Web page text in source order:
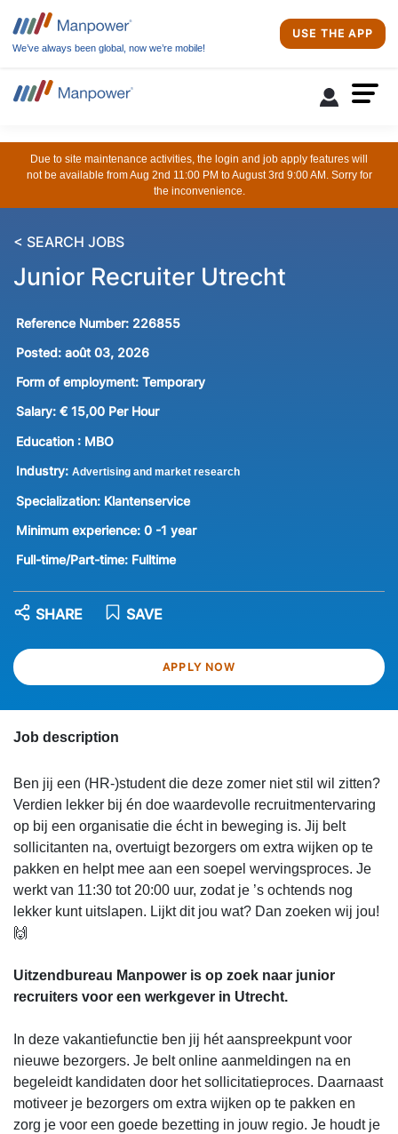
We’ve always been global, now we’re mobile!
USE THE APP
Due to site maintenance activities, the login and job apply features will
not be available from Aug 2nd 11:00 PM to August 3rd 9:00 AM. Sorry for
the inconvenience.
< SEARCH JOBS
Junior Recruiter Utrecht
Reference Number: 226855
Posted: août 03, 2026
Form of employment: Temporary
Salary: € 15,00 Per Hour
Education : MBO
Industry: Advertising and market research
Specialization: Klantenservice
Minimum experience: 0 -1 year
Full-time/Part-time: Fulltime
APPLY NOW
SAVE
SHARE
Job description
Ben jij een (HR-)student die deze zomer niet stil wil zitten?
Verdien lekker bij én doe waardevolle recruitmentervaring
op bij een organisatie die écht in beweging is. Jij belt
sollicitanten na, overtuigt bezorgers om extra wijken op te
pakken en helpt mee aan een soepel wervingsproces. Je
werkt van 11:30 tot 20:00 uur, zodat je ’s ochtends nog
lekker kunt uitslapen. Lijkt dit jou wat? Dan zoeken wij jou!
🙌
Uitzendbureau Manpower is op zoek naar junior
recruiters voor een werkgever in Utrecht.
In deze vakantiefunctie ben jij hét aanspreekpunt voor
nieuwe bezorgers. Je belt online aanmeldingen na en
begeleidt kandidaten door het sollicitatieproces. Daarnaast
motiveer je bezorgers om extra wijken op te pakken en
zorg je voor een goede bezetting in jouw regio. Je houdt je